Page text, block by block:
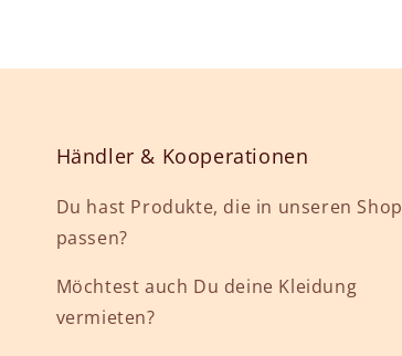
Händler & Kooperationen
Du hast Produkte, die in unseren Shop
passen?
Möchtest auch Du deine Kleidung
vermieten?